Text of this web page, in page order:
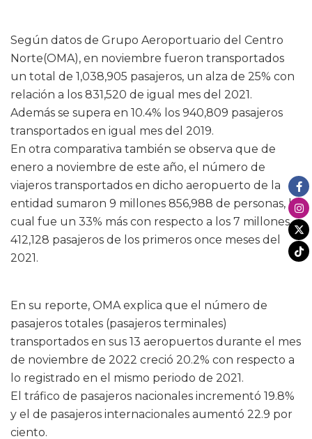
Según datos de Grupo Aeroportuario del Centro
Norte(OMA), en noviembre fueron transportados
un total de 1,038,905 pasajeros, un alza de 25% con
relación a los 831,520 de igual mes del 2021.
Además se supera en 10.4% los 940,809 pasajeros
transportados en igual mes del 2019.
En otra comparativa también se observa que de
enero a noviembre de este año, el número de
viajeros transportados en dicho aeropuerto de la
entidad sumaron 9 millones 856,988 de personas, lo
cual fue un 33% más con respecto a los 7 millones
412,128 pasajeros de los primeros once meses del
2021.
En su reporte, OMA explica que el número de
pasajeros totales (pasajeros terminales)
transportados en sus 13 aeropuertos durante el mes
de noviembre de 2022 creció 20.2% con respecto a
lo registrado en el mismo periodo de 2021.
El tráfico de pasajeros nacionales incrementó 19.8%
y el de pasajeros internacionales aumentó 22.9 por
ciento.